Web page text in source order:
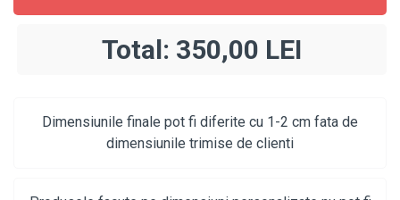
Total: 350,00 LEI
Dimensiunile finale pot fi diferite cu 1-2 cm fata de
dimensiunile trimise de clienti